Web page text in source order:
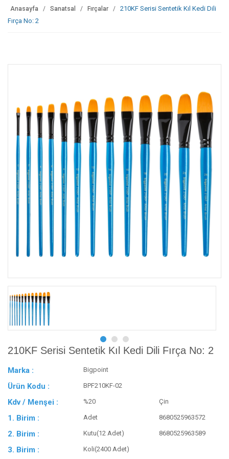
Anasayfa Sanatsal Fırçalar
210KF Serisi Sentetik Kıl Kedi Dili
Fırça No: 2
210KF Serisi Sentetik Kıl Kedi Dili Fırça No: 2
Marka : Bigpoint
Ürün Kodu : BPF210KF-02
Kdv / Menşei : %20 Çin
1. Birim : Adet 8680525963572
2. Birim : Kutu(12 Adet) 8680525963589
3. Birim : Koli(2400 Adet)